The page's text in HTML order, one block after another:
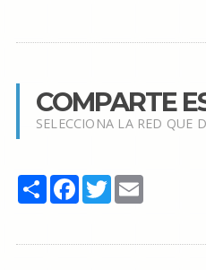
COMPARTE
SELECCIONA LA RED QUE
Share Facebook
TwitterEmail